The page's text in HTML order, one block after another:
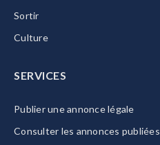
Sortir
Culture
SERVICES
Publier une annonce légale
Consulter les annonces publiées